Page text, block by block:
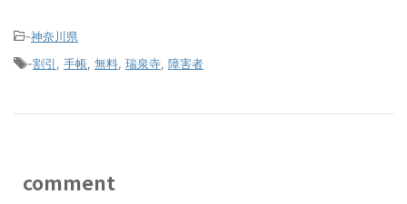
-神奈川県
-割引 手帳 無料 瑞泉寺 障害者
comment